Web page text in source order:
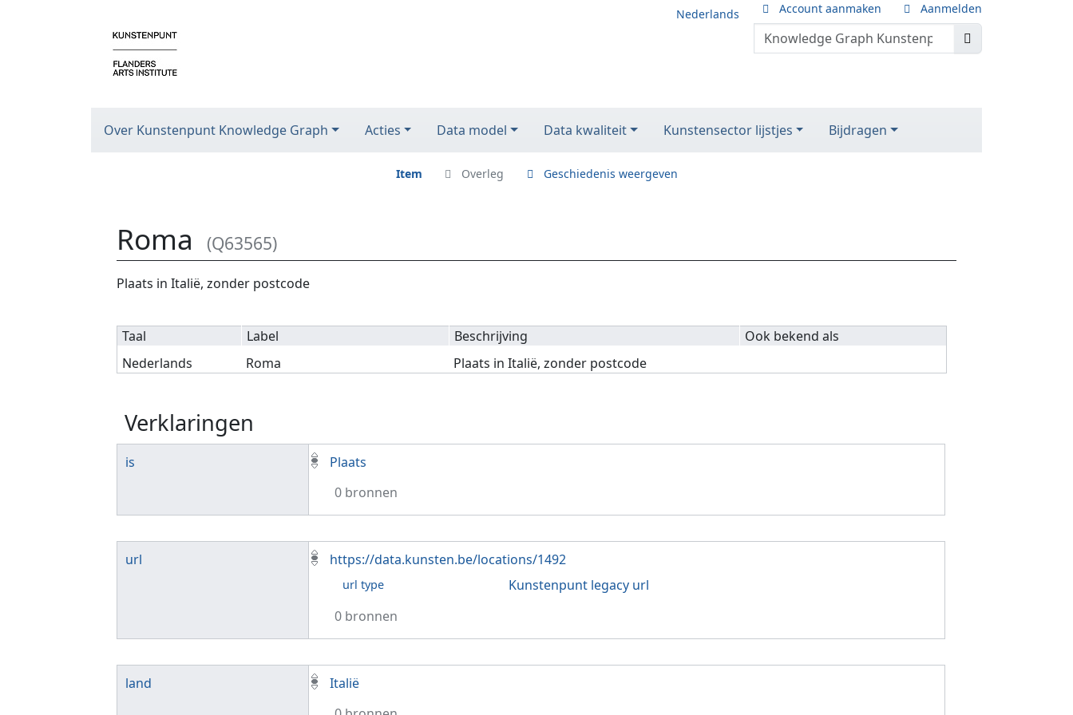
Nederlands Account aanmaken Aanmelden
Over Kunstenpunt Knowledge Graph Acties Data model Data kwaliteit Kunstensector lijstjes Bijdragen
Item Overleg Geschiedenis weergeven
Roma (Q63565)
Ga naar: navigatie,zoeken
Plaats in Italië, zonder postcode
Taal Label Beschrijving
Ook bekend als
Nederlands
Roma Plaats in Italië, zonder postcode
Verklaringen
is
Plaats
0 bronnen
url https://data.kunsten.be/locations/1492
url type
Kunstenpunt legacy url
0 bronnen
land
Italië